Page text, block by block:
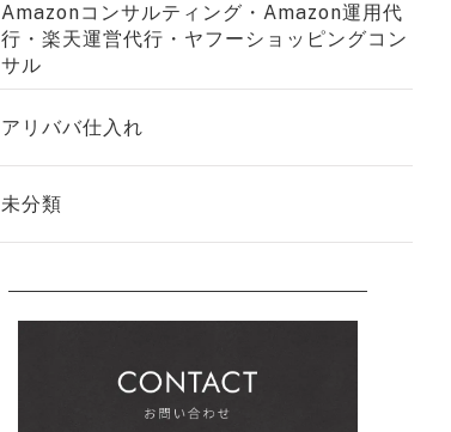
Amazonコンサルティング・Amazon運用代
行・楽天運営代行・ヤフーショッピングコン
サル
アリババ仕入れ
未分類